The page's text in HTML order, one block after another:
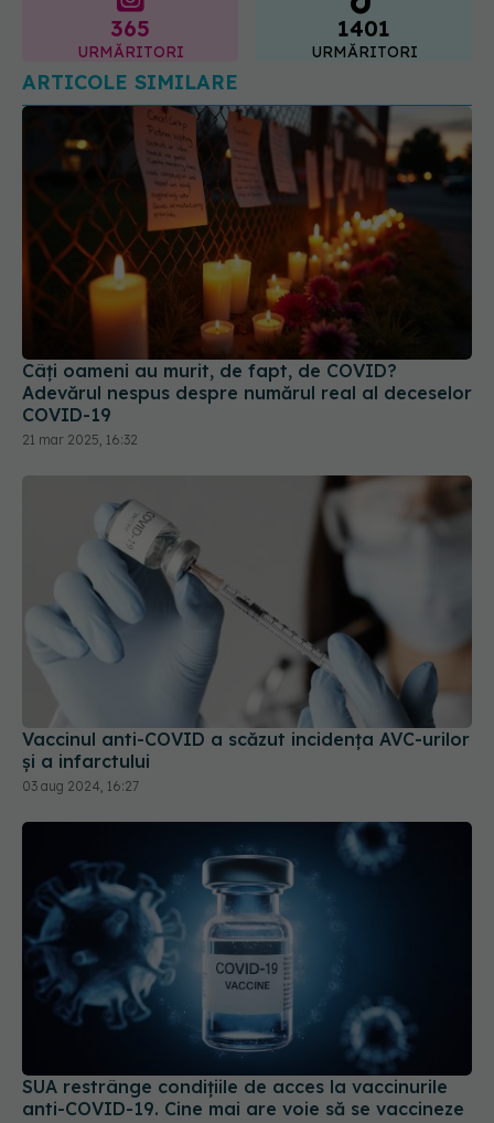
365
URMĂRITORI
1401
URMĂRITORI
ARTICOLE SIMILARE
Câți oameni au murit, de fapt, de COVID?
Adevărul nespus despre numărul real al deceselor
COVID-19
21 mar 2025, 16:32
Vaccinul anti-COVID a scăzut incidența AVC-urilor
și a infarctului
03 aug 2024, 16:27
SUA restrânge condiţiile de acces la vaccinurile
anti-COVID-19. Cine mai are voie să se vaccineze